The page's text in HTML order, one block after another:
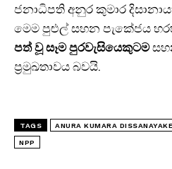
ජනාධිපති අනුර කුමාර
මෙම පුළුල් සහන පැකේජය
පත් වූ සෑම පුරවැසියෙකුටම
ප්‍රමුඛතාවය බවයි.
TAGS ANURA KUMARA DISSANAYAKE
NPP